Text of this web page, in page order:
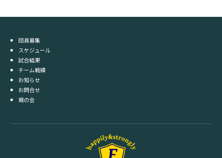
団員募集
スケジュール
試合結果
チーム戦績
お知らせ
お問合せ
親の会